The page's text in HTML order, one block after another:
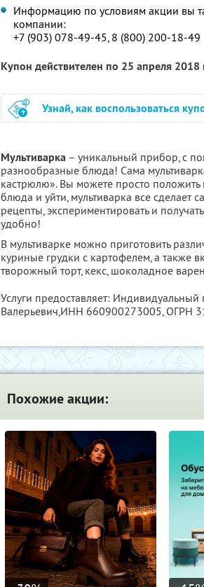
Информацию по условиям акции вы
компании:
+7 (903) 078-49-45, 8 (800) 200-18-49
Купон действителен по 25 апреля 2018
Узнай, как воспользоваться
Мультиварка – уникальный прибор, с
разнообразные блюда! Сама
кастрюлю». Вы можете просто
блюда и уйти, мультиварка все
рецепты, экспериментировать и
удобно!
В мультиварке можно приготовить
куриные грудки с картофелем, а также
творожный торт, кекс, шоколадное
Услуги предоставляет:
Валерьевич,ИНН 660900273005, ОГРН
Похожие акции: